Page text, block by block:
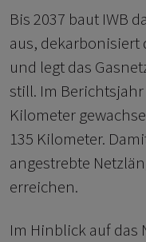
Bis 2037 baut IWB
aus,
und legt das
still. Im
Kilometer
135 Kilometer.
angestrebte
erreichen.
Im Hinblick auf das